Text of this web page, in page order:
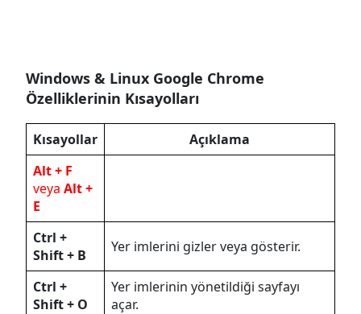
Windows & Linux Google Chrome
Özelliklerinin Kısayolları
Kısayollar
Açıklama
Alt + F
veya Alt +
E
Ctrl +
Shift + B
Yer imlerini gizler veya gösterir.
Ctrl +
Shift + O
Yer imlerinin yönetildiği sayfayı
açar.